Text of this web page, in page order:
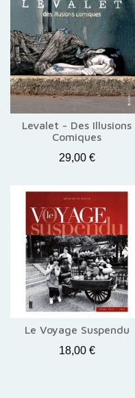
Levalet - Des Illusions
Comiques
29,00 €
Le Voyage Suspendu
18,00 €